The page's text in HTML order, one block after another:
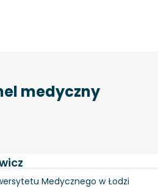
medyczny
Medycznego w Łodzi